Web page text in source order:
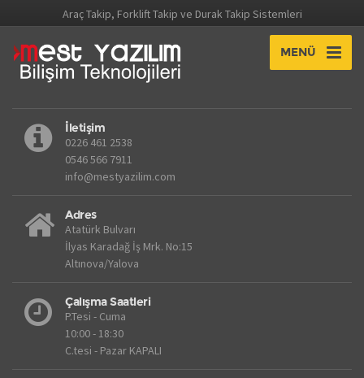
Araç Takip, Forklift Takip ve Durak Takip Sistemleri
MENÜ
İletişim
0226 461 2538
0546 566 7911
info@mestyazilim.com
Adres
Atatürk Bulvarı
İlyas Karadağ İş Mrk. No:15
Altınova/Yalova
Çalışma Saatleri
P.Tesi - Cuma
10:00 - 18:30
C.tesi - Pazar KAPALI